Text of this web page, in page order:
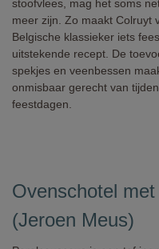
stoofvlees, mag het soms
meer zijn. Zo maakt Colruyt
Belgische klassieker iets
uitstekende recept. De
spekjes en veenbessen
onmisbaar gerecht van
feestdagen.
Ovenschotel
(Jeroen Meus)